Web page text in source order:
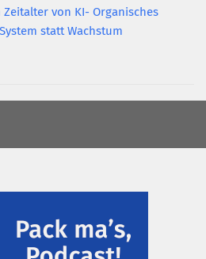
Zeitalter von KI- Organisches
statt Wachstum